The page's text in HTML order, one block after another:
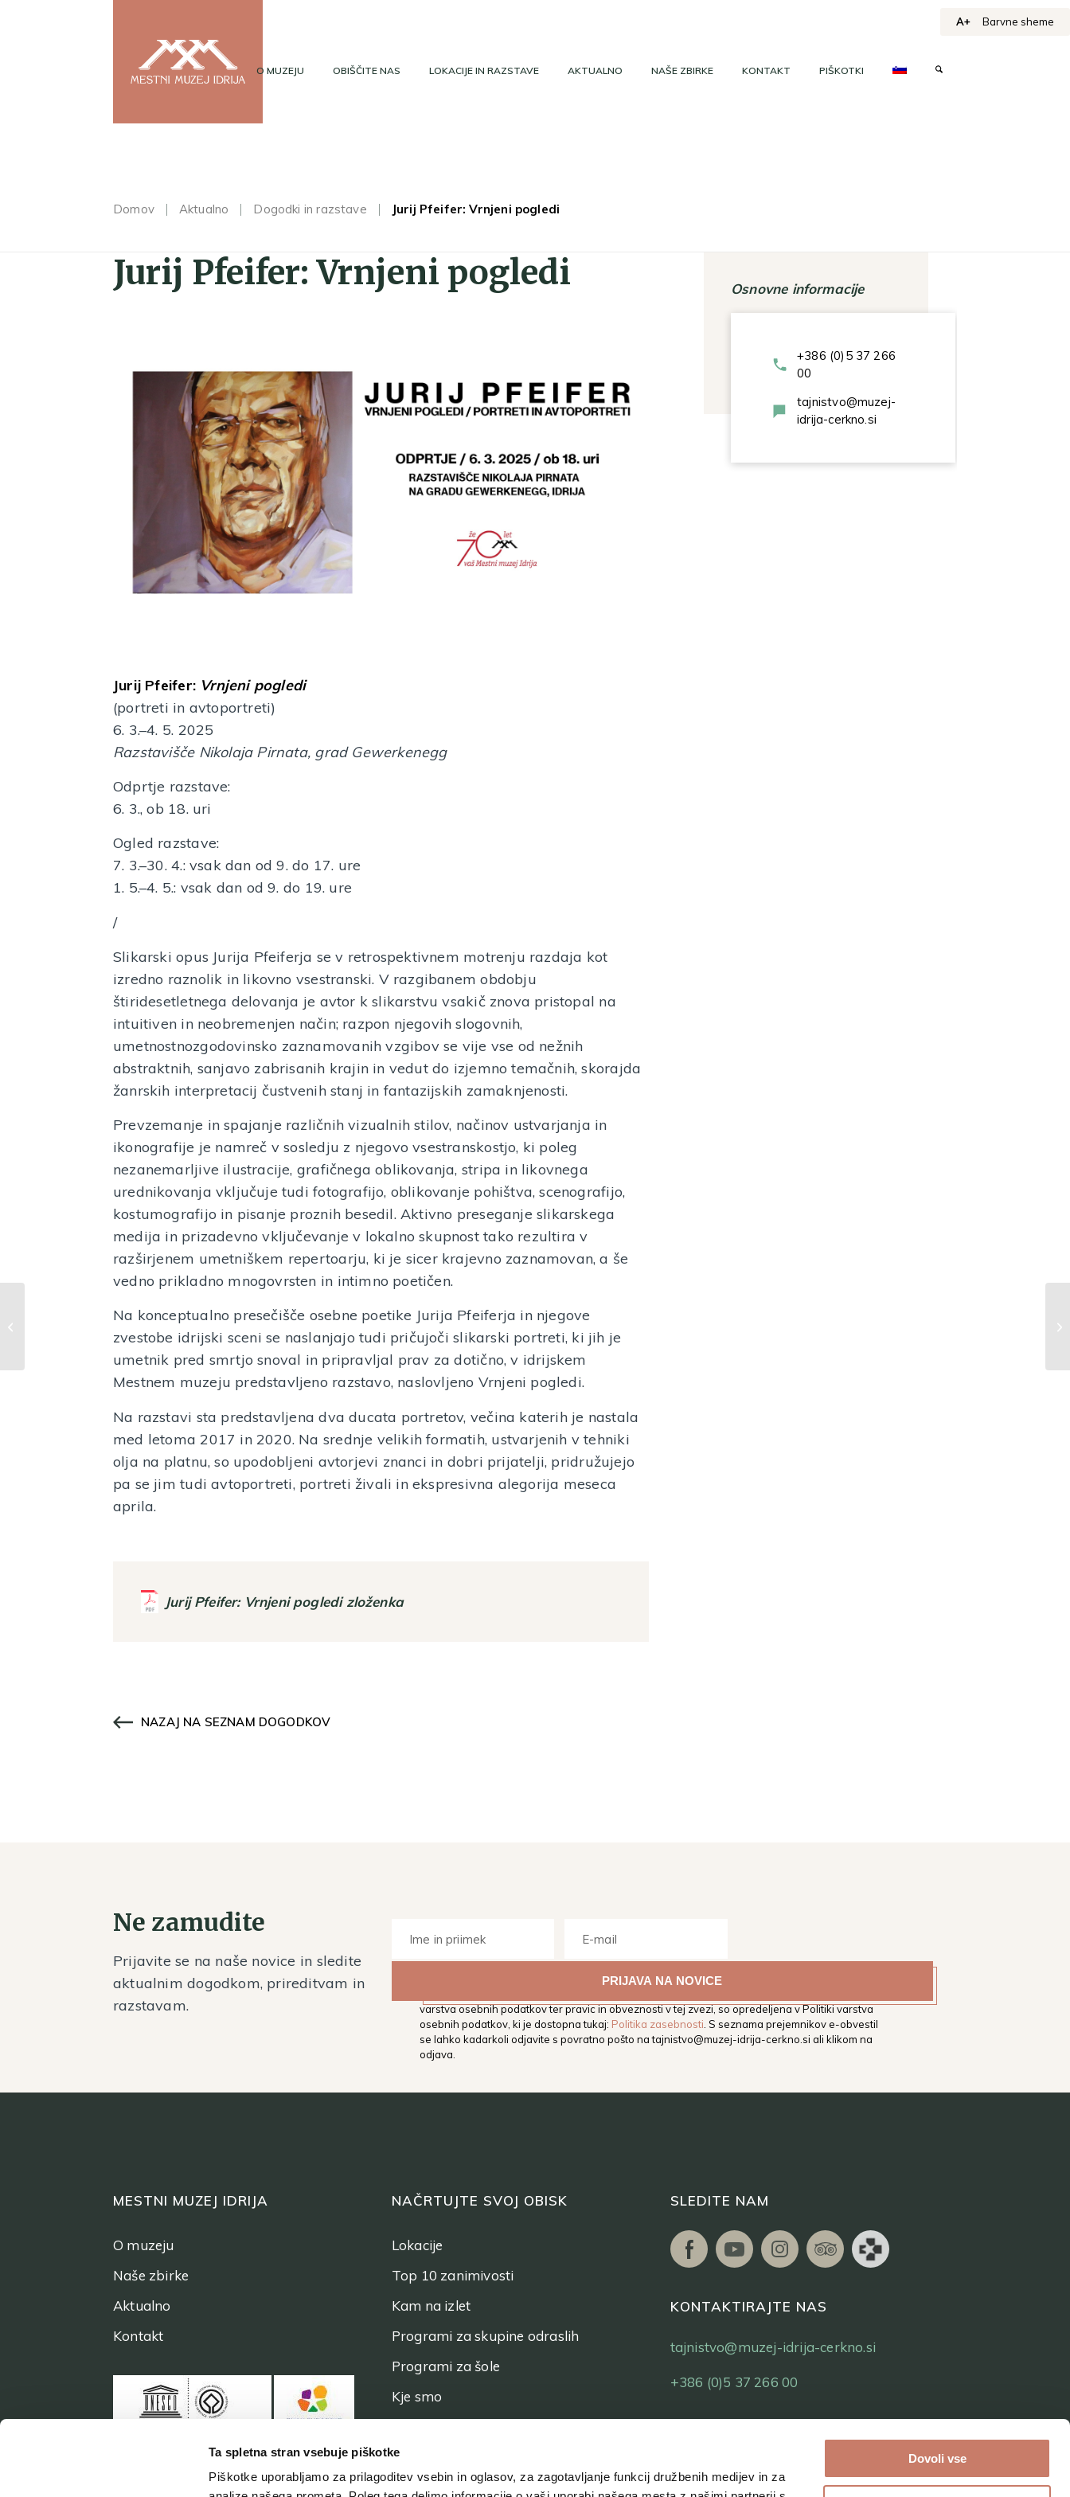
Ta spletna stran vsebuje piškotke
Piškotke uporabljamo za prilagoditev vsebin in oglasov, za zagotavljanje funkcij družbenih medijev in za
Dovoli vse
O MUZEJU OBIŠČITE NAS LOKACIJE IN RAZSTAVE AKTUALNO NAŠE ZBIRKE KONTAKT PIŠKOTKI
A+ Barvne sheme
Domov Aktualno Dogodki in razstave Jurij Pfeifer: Vrnjeni pogledi
Jurij Pfeifer: Vrnjeni pogledi
Jurij Pfeifer: Vrnjeni pogledi
(portreti in avtoportreti)
6. 3.–4. 5. 2025
Razstavišče Nikolaja Pirnata, grad Gewerkenegg
Odprtje razstave:
6. 3., ob 18. uri
Ogled razstave:
7. 3.–30. 4.: vsak dan od 9. do 17. ure
1. 5.–4. 5.: vsak dan od 9. do 19. ure
/
Slikarski opus Jurija Pfeiferja se v retrospektivnem motrenju razdaja kot
izredno raznolik in likovno vsestranski. V razgibanem obdobju
štiridesetletnega delovanja je avtor k slikarstvu vsakič znova pristopal na
intuitiven in neobremenjen način; razpon njegovih slogovnih,
umetnostnozgodovinsko zaznamovanih vzgibov se vije vse od nežnih
abstraktnih, sanjavo zabrisanih krajin in vedut do izjemno temačnih, skorajda
žanrskih interpretacij čustvenih stanj in fantazijskih zamaknjenosti.
Prevzemanje in spajanje različnih vizualnih stilov, načinov ustvarjanja in
ikonografije je namreč v sosledju z njegovo vsestranskostjo, ki poleg
nezanemarljive ilustracije, grafičnega oblikovanja, stripa in likovnega
urednikovanja vključuje tudi fotografijo, oblikovanje pohištva, scenografijo,
kostumografijo in pisanje proznih besedil. Aktivno preseganje slikarskega
medija in prizadevno vključevanje v lokalno skupnost tako rezultira v
razširjenem umetniškem repertoarju, ki je sicer krajevno zaznamovan, a še
vedno prikladno mnogovrsten in intimno poetičen.
Na konceptualno presečišče osebne poetike Jurija Pfeiferja in njegove
zvestobe idrijski sceni se naslanjajo tudi pričujoči slikarski portreti, ki jih je
umetnik pred smrtjo snoval in pripravljal prav za dotično, v idrijskem
Mestnem muzeju predstavljeno razstavo, naslovljeno Vrnjeni pogledi.
Na razstavi sta predstavljena dva ducata portretov, večina katerih je nastala
med letoma 2017 in 2020. Na srednje velikih formatih, ustvarjenih v tehniki
olja na platnu, so upodobljeni avtorjevi znanci in dobri prijatelji, pridružujejo
pa se jim tudi avtoportreti, portreti živali in ekspresivna alegorija meseca
aprila.
Jurij Pfeifer: Vrnjeni pogledi zloženka
NAZAJ NA SEZNAM DOGODKOV
Osnovne informacije
+386 (0)5 37 266
00
tajnistvo@muzej-
idrija-cerkno.si
Ne zamudite
Prijavite se na naše novice in sledite
aktualnim dogodkom, prireditvam in
razstavam.
Z vpisom svojega elektronskega naslova soglašate, da vas Mestni muzej Idrija na vaš
varstva osebnih podatkov ter pravic in obveznosti v tej zvezi, so opredeljena v Politiki varstva
osebnih podatkov, ki je dostopna tukaj: Politika zasebnosti . S seznama prejemnikov e-obvestil
se lahko kadarkoli odjavite s povratno pošto natajnistvo@muzej-idrija-cerkno.si ali klikom na
odjava.
MESTNI MUZEJ IDRIJA
O muzeju
Naše zbirke
Aktualno
Kontakt
NAČRTUJTE SVOJ OBISK
Lokacije
Top 10 zanimivosti
Kam na izlet
Programi za skupine odraslih
Programi za šole
Kje smo
SLEDITE NAM
KONTAKTIRAJTE NAS
tajnistvo@muzej-idrija-cerkno.si
+386 (0)5 37 266 00
Predstavitev zbornika